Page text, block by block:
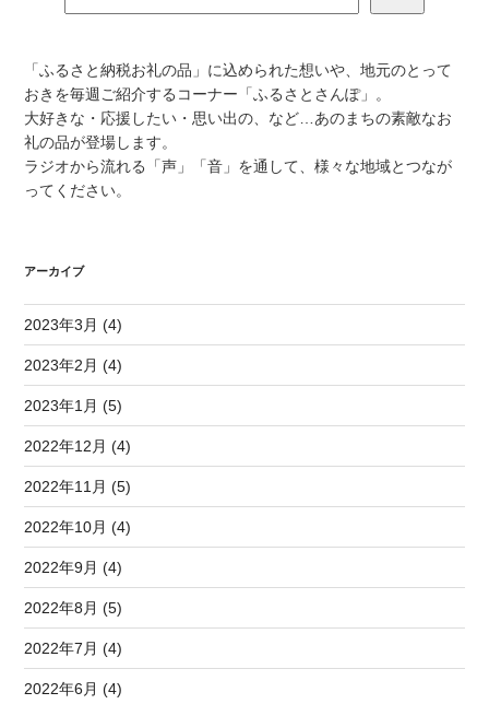
「ふるさと納税お礼の品」に込められた想いや、地元のとって
おきを毎週ご紹介するコーナー「ふるさとさんぽ」。
大好きな・応援したい・思い出の、など…あのまちの素敵なお
礼の品が登場します。
ラジオから流れる「声」「音」を通して、様々な地域とつなが
ってください。
アーカイブ
2023年3月 (4)
2023年2月 (4)
2023年1月 (5)
2022年12月 (4)
2022年11月 (5)
2022年10月 (4)
2022年9月 (4)
2022年8月 (5)
2022年7月 (4)
2022年6月 (4)